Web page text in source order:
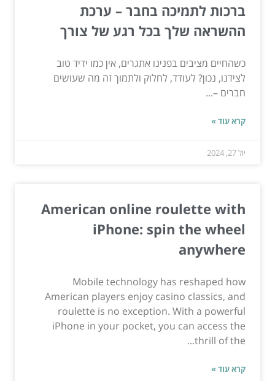
ברכות לתמיכה בחבר – ערכת
ההשראה שלך בכל רגע של צורך
כשהחיים מציבים בפנינו אתגרים, אין כמו ידיד טוב
לצידנו, נכון? לעודד, לחלוק ולתמוך זה מה שעושים
חברים –...
קרא עוד »
יול 27, 2024
American online roulette with
iPhone: spin the wheel
anywhere
Mobile technology has reshaped how
American players enjoy casino classics, and
roulette is no exception. With a powerful
iPhone in your pocket, you can access the
thrill of the...
קרא עוד »